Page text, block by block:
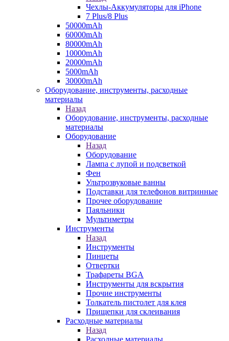
Чехлы-Аккумуляторы для iPhone
7 Plus/8 Plus
50000mAh
60000mAh
80000mAh
10000mAh
20000mAh
5000mAh
30000mAh
Оборудование, инструменты, расходные
материалы
Назад
Оборудование, инструменты, расходные
материалы
Оборудование
Назад
Оборудование
Лампа с лупой и подсветкой
Фен
Ультрозвуковые ванны
Подставки для телефонов витринные
Прочее оборудование
Паяльники
Мультиметры
Инструменты
Назад
Инструменты
Пинцеты
Отвертки
Трафареты BGA
Инструменты для вскрытия
Прочие инструменты
Толкатель пистолет для клея
Прищепки для склеивания
Расходные материалы
Назад
Расходные материалы